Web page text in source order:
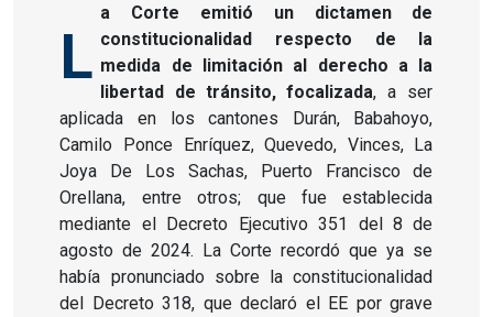
L
a Corte emitió un dictamen de
constitucionalidad respecto de la
medida de limitación al derecho a la
libertad de tránsito, focalizada, a ser
aplicada en los cantones Durán, Babahoyo,
Camilo Ponce Enríquez, Quevedo, Vinces, La
Joya De Los Sachas, Puerto Francisco de
Orellana, entre otros; que fue establecida
mediante el Decreto Ejecutivo 351 del 8 de
agosto de 2024. La Corte recordó que ya se
había pronunciado sobre la constitucionalidad
del Decreto 318, que declaró el EE por grave